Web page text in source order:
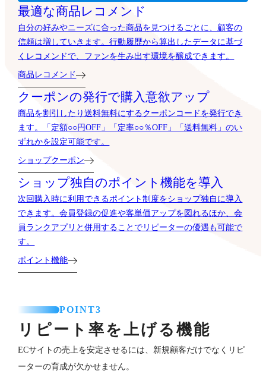
最適な商品レコメンド
自分の好みやニーズに合った商品を見つけるごとに、顧客の
信頼は増していきます。行動履歴から算出したデータに基づ
くレコメンドで、ファンを生み出す環境を醸成できます。
商品レコメンド
クーポンの発行で購入意欲アップ
商品を割引したり送料無料にするクーポンコードを発行でき
ます。「定額○○円OFF」「定率○○％OFF」「送料無料」のい
ずれかを設定可能です。
ショップクーポン
ショップ独自のポイント機能を導入
次回購入時に利用できるポイント制度をショップ独自に導入
できます。会員登録の促進や客単価アップを図れるほか、会
員ランクアプリと併用することでリピーターの優遇も可能で
す。
ポイント機能
POINT3
リピート率を上げる機能
ECサイトの売上を安定させるには、新規顧客だけでなくリピ
ーターの育成が欠かせません。